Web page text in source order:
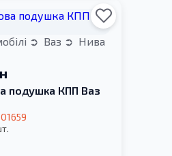
Ваз
Нива
подушка КПП Ваз